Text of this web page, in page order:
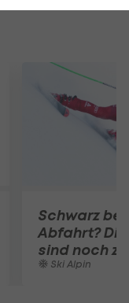
Schwarz
Abfahrt?
sind noch
Ski Alpin